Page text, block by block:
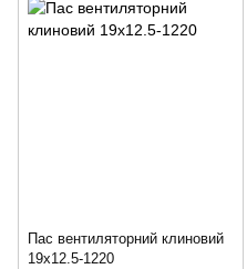
Пас вентиляторний клиновий
19х12.5-1220